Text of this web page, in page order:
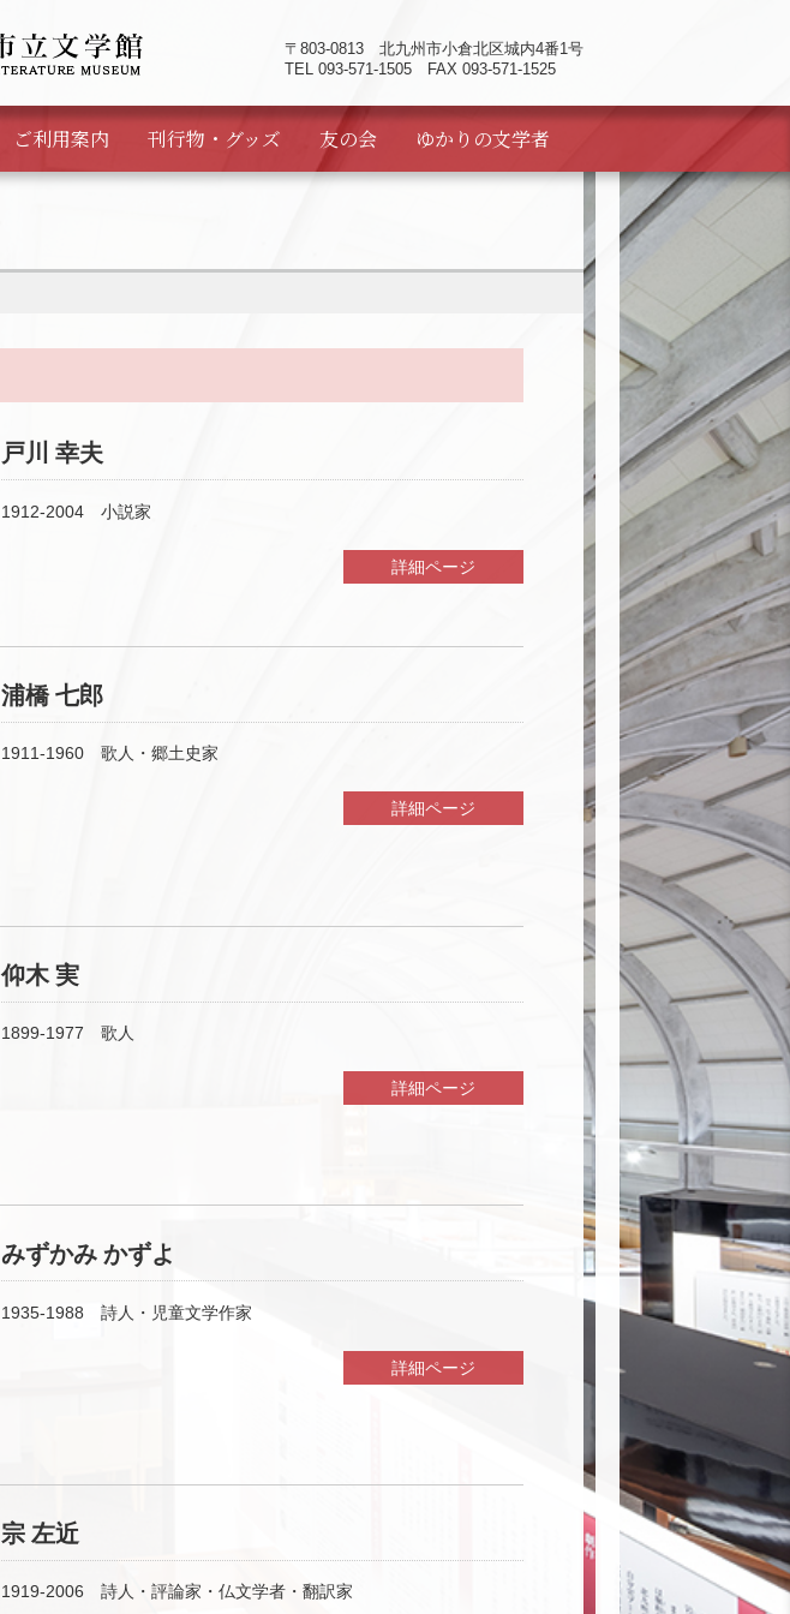
〒803-0813 北九州市小倉北区城内4番1号
TEL 093-571-1505 FAX 093-571-1525
ご利用案内 刊行物・ グッズ 友の会 ゆかりの文学者
戸川 幸夫
1912-2004 小説家
詳細ページ
浦橋 七郎
1911-1960 歌人・郷土史家
詳細ページ
仰木 実
1899-1977 歌人
詳細ページ
みずかみ かずよ
1935-1988 詩人・児童文学作家
詳細ページ
宗 左近
1919-2006 詩人・評論家・仏文学者・翻訳家